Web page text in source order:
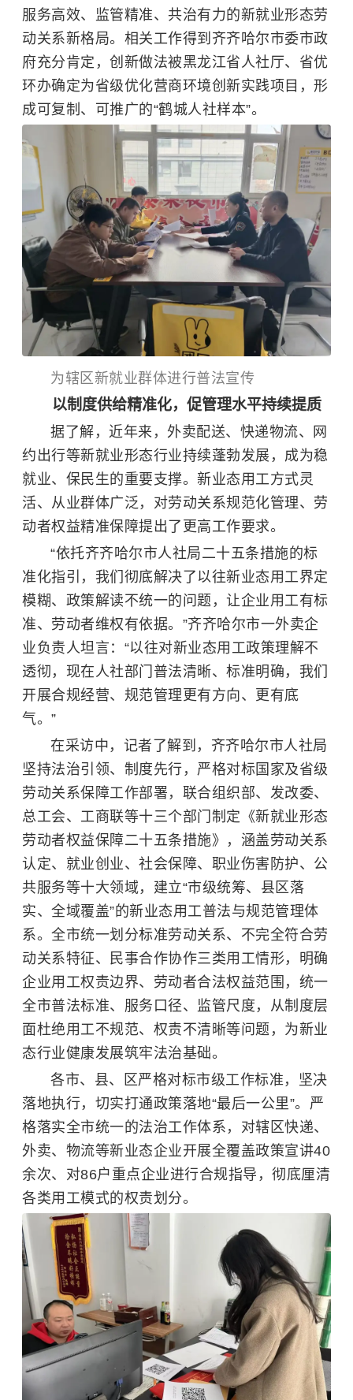
服务高效、监管精准、共治有力的新就业形态劳
动关系新格局。相关工作得到齐齐哈尔市委市政
府充分肯定，创新做法被黑龙江省人社厅、省优
环办确定为省级优化营商环境创新实践项目，形
成可复制、可推广的“鹤城人社样本”。
为辖区新就业群体进行普法宣传
以制度供给精准化，促管理水平持续提质
据了解，近年来，外卖配送、快递物流、网
约出行等新就业形态行业持续蓬勃发展，成为稳
就业、保民生的重要支撑。新业态用工方式灵
活、从业群体广泛，对劳动关系规范化管理、劳
动者权益精准保障提出了更高工作要求。
“依托齐齐哈尔市人社局二十五条措施的标
准化指引，我们彻底解决了以往新业态用工界定
模糊、政策解读不统一的问题，让企业用工有标
准、劳动者维权有依据。”齐齐哈尔市一外卖企
业负责人坦言：“以往对新业态用工政策理解不
透彻，现在人社部门普法清晰、标准明确，我们
开展合规经营、规范管理更有方向、更有底
气。”
在采访中，记者了解到，齐齐哈尔市人社局
坚持法治引领、制度先行，严格对标国家及省级
劳动关系保障工作部署，联合组织部、发改委、
总工会、工商联等十三个部门制定《新就业形态
劳动者权益保障二十五条措施》，涵盖劳动关系
认定、就业创业、社会保障、职业伤害防护、公
共服务等十大领域，建立“市级统筹、县区落
实、全域覆盖”的新业态用工普法与规范管理体
系。全市统一划分标准劳动关系、不完全符合劳
动关系特征、民事合作协作三类用工情形，明确
企业用工权责边界、劳动者合法权益范围，统一
全市普法标准、服务口径、监管尺度，从制度层
面杜绝用工不规范、权责不清晰等问题，为新业
态行业健康发展筑牢法治基础。
各市、县、区严格对标市级工作标准，坚决
落地执行，切实打通政策落地“最后一公里”。严
格落实全市统一的法治工作体系，对辖区快递、
外卖、物流等新业态企业开展全覆盖政策宣讲40
余次、对86户重点企业进行合规指导，彻底厘清
各类用工模式的权责划分。